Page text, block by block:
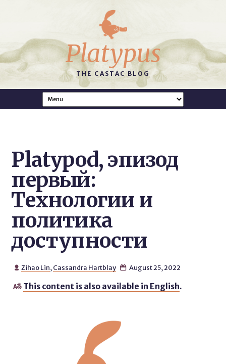
Platypus
THE CASTAC BLOG
Platypod, эпизод
первый:
Технологии и
политика
доступности
 Zihao Lin, Cassandra Hartblay  August 25, 2022
 This content is also available in English.